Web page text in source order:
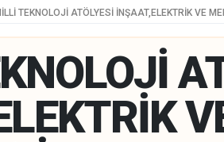
TEKNOLOJİ ATÖLYESİ İNŞAAT,ELEKTRİK VE